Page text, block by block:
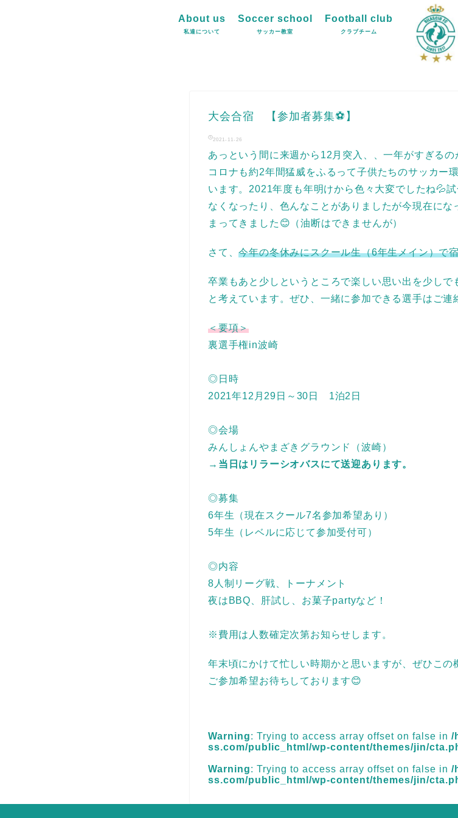
About us
私達について
Soccer school
サッカー教室
Football club
クラブチーム
大会合宿 【参加者募集⚽】
2021-11-26
あっという間に来週から12月突入、、一年がすぎるの
コロナも約2年間猛威をふるって子供たちのサッカー
います。2021年度も年明けから色々大変でしたね💦
なくなったり、色んなことがありましたが今現在にな
まってきました😊（油断はできませんが）
さて、今年の冬休みにスクール生（6年生メイン）で
卒業もあと少しというところで楽しい思い出を少しで
と考えています。ぜひ、一緒に参加できる選手はご連
＜要項＞
裏選手権in波崎
◎日時
2021年12月29日～30日 1泊2日
◎会場
みんしょんやまざきグラウンド（波崎）
→ 当日はリラーシオバスにて送迎あります。
◎募集
6年生（現在スクール7名参加希望あり）
5年生（レベルに応じて参加受付可）
◎内容
8人制リーグ戦、トーナメント
夜はBBQ、肝試し、お菓子partyなど！
※費用は人数確定次第お知らせします。
年末頃にかけて忙しい時期かと思いますが、ぜひこの
ご参加希望お待ちしております😊
Warning: Trying to access array offset on false in /
ss.com/public_html/wp-content/themes/jin/
Warning: Trying to access array offset on false in /
ss.com/public_html/wp-content/themes/jin/